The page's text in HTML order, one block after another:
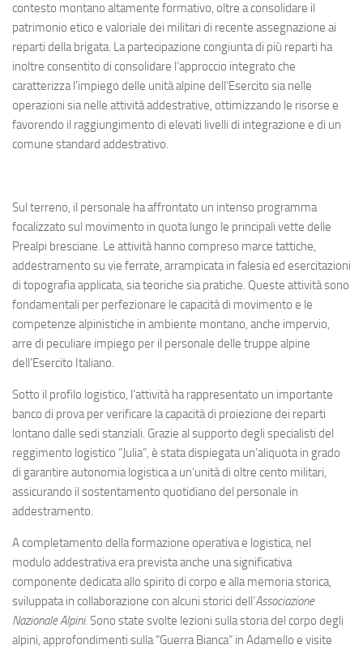
contesto montano altamente formativo, oltre a consolidare il
patrimonio etico e valoriale dei militari di recente assegnazione ai
reparti della brigata. La partecipazione congiunta di più reparti ha
inoltre consentito di consolidare l’approccio integrato che
caratterizza l’impiego delle unità alpine dell’Esercito sia nelle
operazioni sia nelle attività addestrative, ottimizzando le risorse e
favorendo il raggiungimento di elevati livelli di integrazione e di un
comune standard addestrativo.
Sul terreno, il personale ha affrontato un intenso programma
focalizzato sul movimento in quota lungo le principali vette delle
Prealpi bresciane. Le attività hanno compreso marce tattiche,
addestramento su vie ferrate, arrampicata in falesia ed esercitazioni
di topografia applicata, sia teoriche sia pratiche. Queste attività sono
fondamentali per perfezionare le capacità di movimento e le
competenze alpinistiche in ambiente montano, anche impervio,
arre di peculiare impiego per il personale delle truppe alpine
dell’Esercito Italiano.
Sotto il profilo logistico, l’attività ha rappresentato un importante
banco di prova per verificare la capacità di proiezione dei reparti
lontano dalle sedi stanziali. Grazie al supporto degli specialisti del
reggimento logistico “Julia”, è stata dispiegata un’aliquota in grado
di garantire autonomia logistica a un’unità di oltre cento militari,
assicurando il sostentamento quotidiano del personale in
addestramento.
A completamento della formazione operativa e logistica, nel
modulo addestrativa era prevista anche una significativa
componente dedicata allo spirito di corpo e alla memoria storica,
sviluppata in collaborazione con alcuni storici dell’Associazione
Nazionale Alpini. Sono state svolte lezioni sulla storia del corpo degli
alpini, approfondimenti sulla “Guerra Bianca” in Adamello e visite